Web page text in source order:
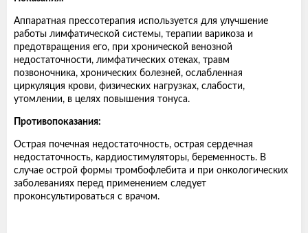
Аппаратная прессотерапия используется для улучшение
работы лимфатической системы, терапии варикоза и
предотвращения его, при хронической венозной
недостаточности, лимфатических отеках, травм
позвоночника, хронических болезней, ослабленная
циркуляция крови, физических нагрузках, слабости,
утомлении, в целях повышения тонуса.
Противопоказания:
Острая почечная недостаточность, острая сердечная
недостаточность, кардиостимуляторы, беременность. В
случае острой формы тромбофлебита и при онкологических
заболеваниях перед применением следует
проконсультироваться с врачом.